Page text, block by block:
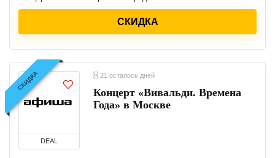
СКИДКА
СКИДКА
DEAL
21 осталось дней
Концерт «Вивальди. Времена
Года» в Москве